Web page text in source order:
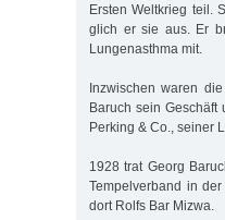
Ersten Weltkrieg teil.
glich er sie aus. Er
Lungenasthma mit.
Inzwischen waren
Baruch sein Geschäft
Perking & Co., seiner
1928 trat Georg
Tempelverband in
dort Rolfs Bar Mizwa.